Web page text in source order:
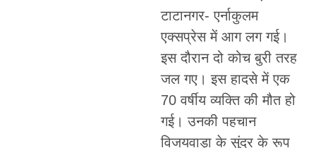
टाटानगर- एर्नाकुलम
एक्सप्रेस में आग लग गई।
इस दौरान दो कोच बुरी तरह
जल गए। इस हादसे में एक
70 वर्षीय व्यक्ति की मौत हो
गई। उनकी पहचान
विजयवाड़ा के सुंदर के रूप